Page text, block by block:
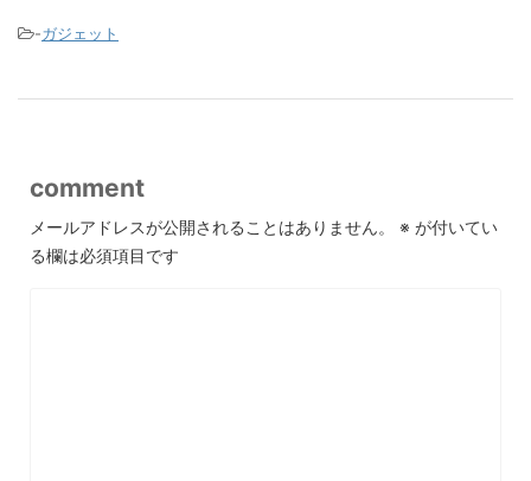
-ガジェット
comment
メールアドレスが公開されることはありません。 ※ が付いてい
る欄は必須項目です